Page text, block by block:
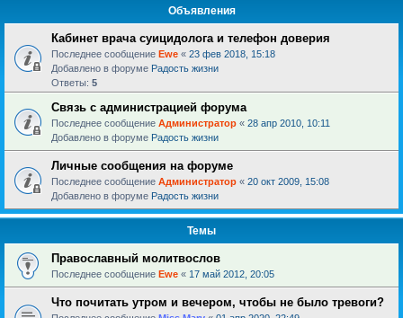
Объявления
Кабинет врача суицидолога и телефон доверия
Последнее сообщение Ewe « 23 фев 2018, 15:18
Добавлено в форуме Радость жизни
Ответы: 5
Связь с администрацией форума
Последнее сообщение Администратор « 28 апр 2010, 10:11
Добавлено в форуме Радость жизни
Личные сообщения на форуме
Последнее сообщение Администратор « 20 окт 2009, 15:08
Добавлено в форуме Радость жизни
Темы
Православный молитвослов
Последнее сообщение Ewe « 17 май 2012, 20:05
Что почитать утром и вечером, чтобы не было тревоги?